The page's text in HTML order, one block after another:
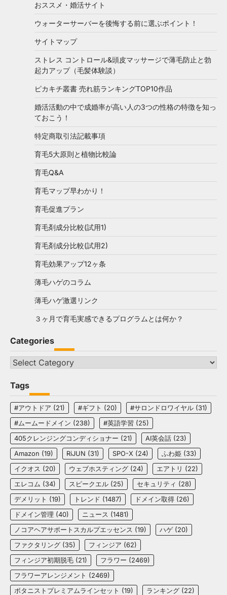
おススメ・婚活サイト
ウォーターサーバーを後悔する前に選ぶポイント！
サイトマップ
ストレス コントロール&頭皮マッサージで薄毛防止と勃
起力アップ（毛髪体験談）
ピカキチ叢書 売れ筋ランキングTOP10作品
婚活活動の中で成婚率が高い人の3つの性格の特徴を知っ
ておこう！
特定商取引法記載事項
育毛5大原則と植物比較論
育毛Q&A
育毛マップ早わかり！
育毛促進プラン
育毛剤成分比較(試用1)
育毛剤成分比較(試用2)
育毛効果アップ12ヶ条
薄毛ハゲのコラム
薄毛ハゲ激選リンク
３ヶ月で育毛実感できるプログラムとは何か？
Categories
Categories
Tags
#アウトドア (21) #ギフト (20) #サロンドロワイヤル (31)
#ムームードメイン (238) #英語学習 (25)
405クレンジングコンディショナー (21) AI英会話 (23)
Amazon (19) RiJUN (31) SPO-X (24) ふわ姫 (33)
イクオス (20) ウェブホスティング (24) エアトリ (22)
エレコム (34) スピークエル (25) セキュリティ (28)
デメリット (19) トレンド (1487) ドメイン取得 (26)
ドメイン管理 (40) ニュース (1481)
ノコアヘアサポートスカルプエッセンス (19) ハゲ (20)
ファクタリング (35) フィンジア (62)
フィンジア初期脱毛 (21) フラワー (2469)
フラワーアレンジメント (2469)
ボタニストプレミアムラインセット (19) ランキング (22)